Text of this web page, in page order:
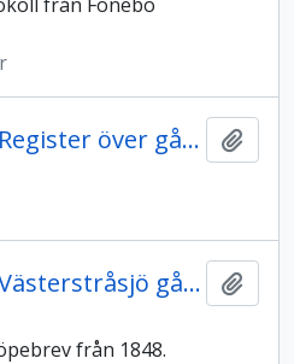
Bjuråkers socken: Register över gårdsnamn i Bjuråker
Bjuråkers socken: Västerstråsjö gårdsarkiv
från 1848.